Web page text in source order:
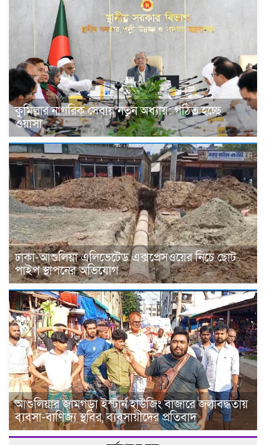
কুমিল্লার নাগরিক সেবায় নতুন অধ্যায়: গঠিত হচ্ছে
ওয়াসা
ঢাকা-আশুলিয়া এলিভেটেড এক্সপ্রেসওয়ের নিচে ছোট
পাইপ স্থাপনের অভিযোগ
আশুলিয়ার জামগড়া ইস্টার্ন হাউজিং বাজারে জলাবদ্ধতায়
ব্যবসা-বাণিজ্য স্থবির, ব্যবসায়ীদের প্রতিবাদ